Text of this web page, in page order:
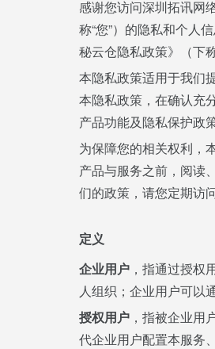
感谢您访问深圳拓讯网
称“您”）的隐私和个人
秘云仓隐私政策》（下
本隐私政策适用于我们
本隐私政策，在确认充
产品功能及隐私保护政
为保障您的相关权利，
产品与服务之前，阅读
们的政策，请您定期访
定义
企业用户 ，指通过授
人组织；企业用户可以
授权用户 ，指被企业
代企业用户配置本服务